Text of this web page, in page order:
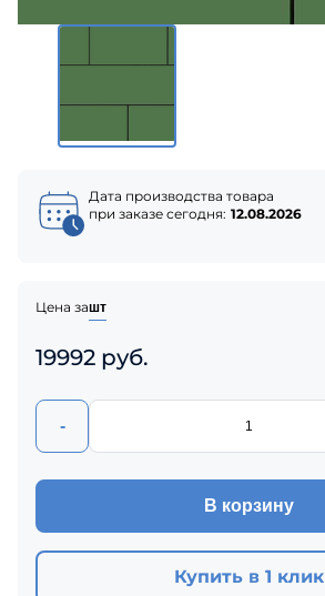
Дата производства товара
при заказе сегодня: 12.08.2026
Цена зашт
19992 руб.
-
В корзину
Купить в 1 клик